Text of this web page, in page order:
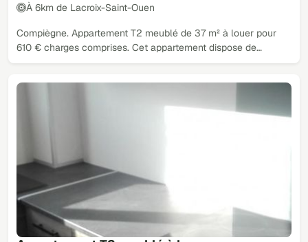
À 6km de Lacroix-Saint-Ouen
Compiègne. Appartement T2 meublé de 37 m² à louer pour
610 € charges comprises. Cet appartement dispose de…